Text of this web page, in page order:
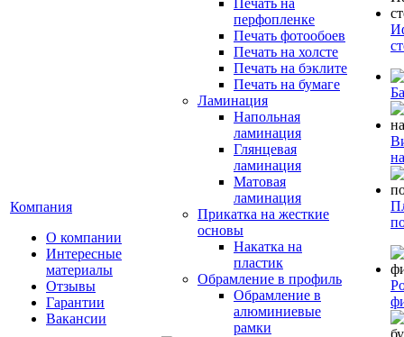
Компания
О компании
Интересные
материалы
Отзывы
Гарантии
Вакансии
Печать на
перфопленке
Печать фотообоев
Печать на холсте
Печать на бэклите
Печать на бумаге
Ламинация
Напольная
ламинация
Глянцевая
ламинация
Матовая
ламинация
Прикатка на жесткие
основы
Накатка на
пластик
Обрамление в профиль
Обрамление в
алюминиевые
рамки